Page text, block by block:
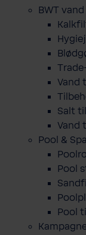
BWT
Vand
Salt
Vand
Pool & Spa
Pool
Pool